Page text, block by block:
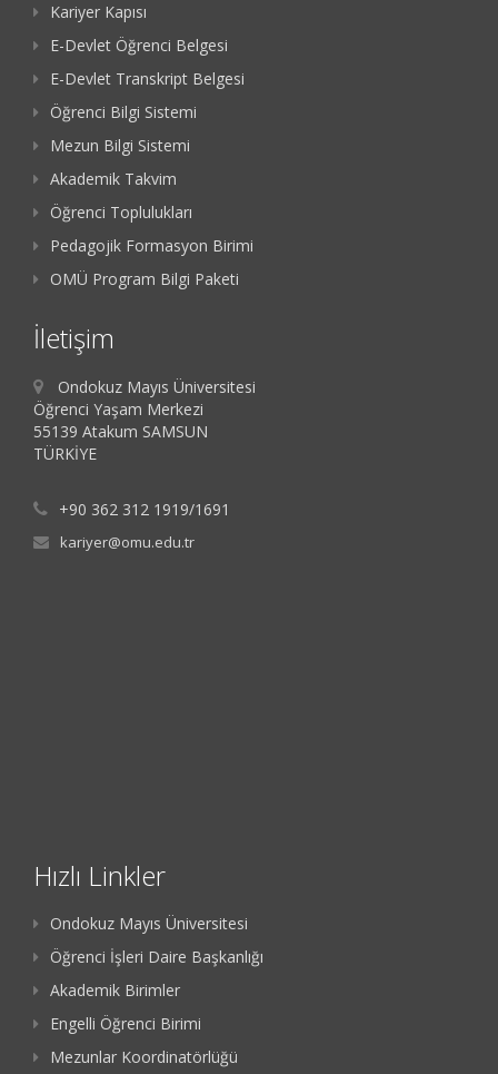
Kariyer Kapısı
E-Devlet Öğrenci Belgesi
E-Devlet Transkript Belgesi
Öğrenci Bilgi Sistemi
Mezun Bilgi Sistemi
Akademik Takvim
Öğrenci Toplulukları
Pedagojik Formasyon Birimi
OMÜ Program Bilgi Paketi
İletişim
Ondokuz Mayıs Üniversitesi
Öğrenci Yaşam Merkezi
55139 Atakum SAMSUN
TÜRKİYE
+90 362 312 1919/1691
kariyer@omu.edu.tr
Hızlı Linkler
Ondokuz Mayıs Üniversitesi
Öğrenci İşleri Daire Başkanlığı
Akademik Birimler
Engelli Öğrenci Birimi
Mezunlar Koordinatörlüğü